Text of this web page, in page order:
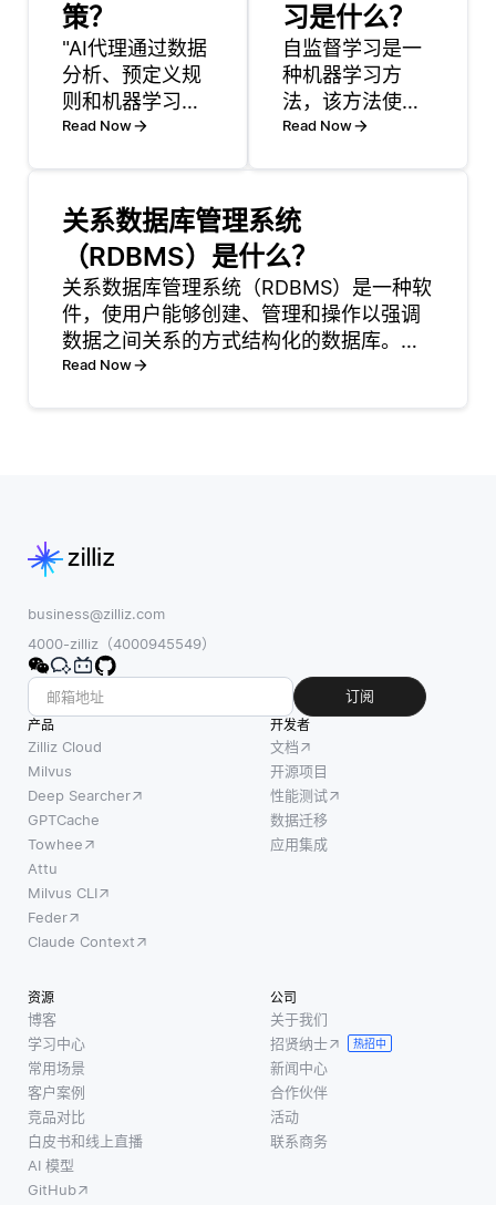
策？
"AI代理通过数据
分析、预定义规
则和机器学习算
法的组合进行实
过传感器或输入
流收集环境数
据，这些数据可
能包括用户交
互、传感器读数
或外部数据源。
AI会实时处理这
Read Now
习是什么？
自监督学习是一
种机器学习方
法，该方法使模
型能够从未标记
注解。它不依赖
于手动标记的数
据集，而是根据
数据本身的结构
或模式生成自己
的标签。这一方
Read Now
关系数据库管理系统
（RDBMS）是什么？
关系数据库管理系统（RDBMS）是一种软
件，使用户能够创建、管理和操作以强调
数据之间关系的方式结构化的数据库。在
RDBMS中，数据被组织成表，这些表由行
Read Now
business@zilliz.com
4000-zilliz（4000945549）
订阅
产品
Zilliz Cloud
Milvus
Deep Searcher
GPTCache
Towhee
Attu
Milvus CLI
Feder
Claude Context
开发者
文档
开源项目
性能测试
数据迁移
应用集成
资源
博客
学习中心
常用场景
客户案例
竞品对比
白皮书和线上直播
AI 模型
GitHub
公司
关于我们
招贤纳士
热招中
新闻中心
合作伙伴
活动
联系商务